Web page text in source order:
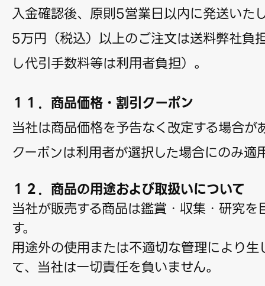
入金確認後、原則5営業日以内に発送いた
5万円（税込）以上のご注文は送料弊社負
し代引手数料等は利用者負担）。
１１．商品価格・割引クーポン
当社は商品価格を予告なく改定する場合が
クーポンは利用者が選択した場合にのみ適
１２．商品の用途および取扱いについて
当社が販売する商品は鑑賞・収集・研究を
す。
用途外の使用または不適切な管理により生
て、当社は一切責任を負いません。